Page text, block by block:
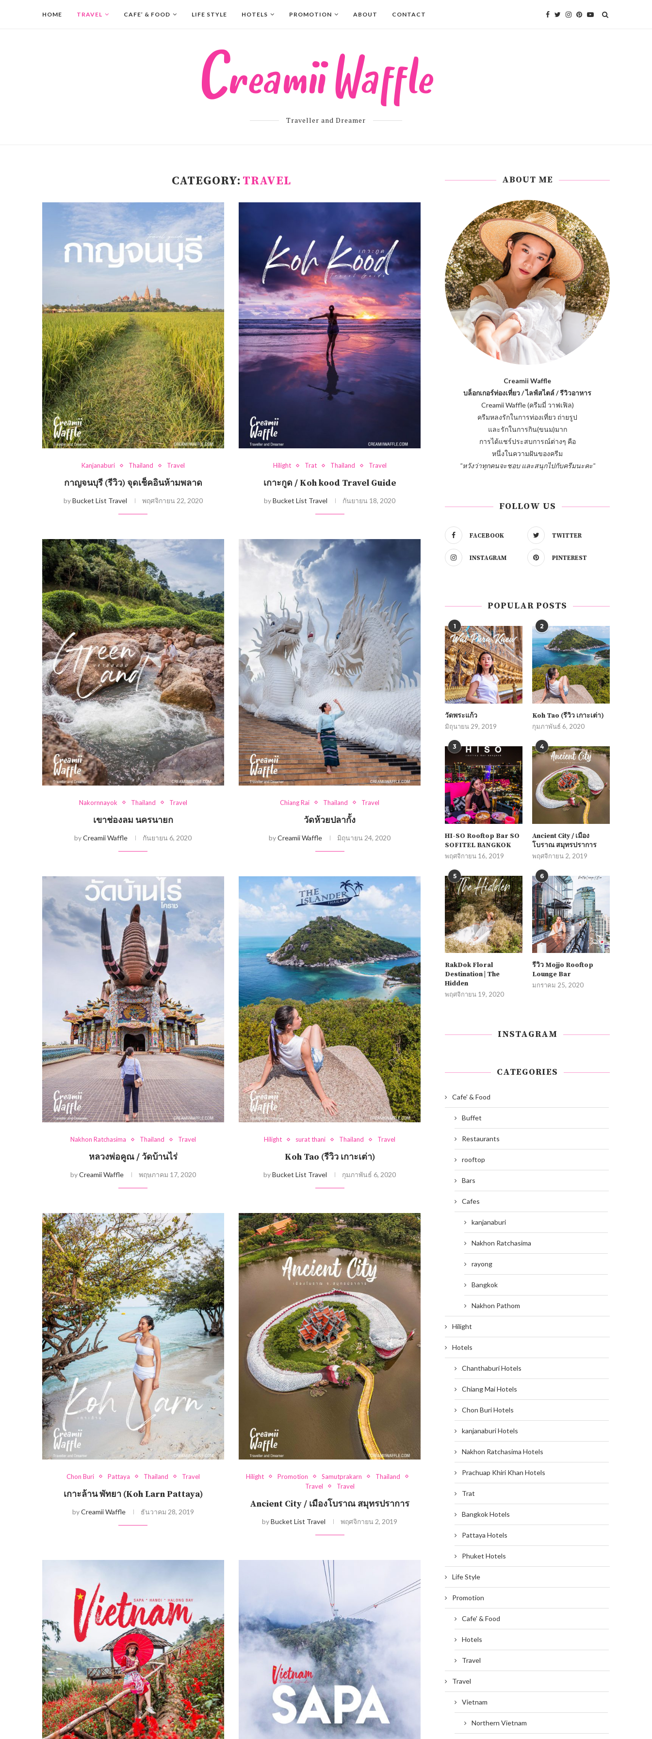
HOME TRAVEL CAFE’ & FOOD LIFE STYLE HOTELS PROMOTION ABOUT CONTACT
Traveller and Dreamer
CATEGORY: TRAVEL
Kanjanaburi Thailand Travel
กาญจนบุรี (รีวิว) จุดเช็คอินห้ามพลาด
byBucket List Travel พฤศจิกายน 22, 2020
Hilight Trat Thailand Travel
เกาะกูด / Koh kood Travel Guide
byBucket List Travel กันยายน 18, 2020
Nakornnayok Thailand Travel
เขาช่องลม นครนายก
byCreamii Waffle กันยายน 6, 2020
Chiang Rai Thailand Travel
วัดห้วยปลากั้ง
byCreamii Waffle มิถุนายน 24, 2020
Nakhon Ratchasima Thailand Travel
หลวงพ่อคูณ / วัดบ้านไร่
byCreamii Waffle พฤษภาคม 17, 2020
Hilight surat thani Thailand Travel
Koh Tao (รีวิว เกาะเต่า)
byBucket List Travel กุมภาพันธ์ 6, 2020
Chon Buri Pattaya Thailand Travel
เกาะล้าน พัทยา (Koh Larn Pattaya)
byCreamii Waffle ธันวาคม 28, 2019
Hilight Promotion Samutprakarn
Thailand
Travel
Travel
Ancient City / เมืองโบราณ สมุทรปราการ
byBucket List Travel พฤศจิกายน 2, 2019
ABOUT ME
Creamii Waffle
บล็อกเกอร์ท่องเที่ยว / ไลฟ์สไตล์ / รีวิวอาหาร
Creamii Waffle (ครีมมี่ วาฟเฟิล)
ครีมหลงรักในการท่องเที่ยว ถ่ายรูป
และรักในการกิน(ขนม)มาก
การได้แชร์ประสบการณ์ต่างๆ คือ
หนึ่งในความฝันของครีม
"หวังว่าทุกคนจะชอบ และสนุกไปกับครีมนะคะ"
FOLLOW US
FACEBOOK TWITTER
INSTAGRAM PINTEREST
POPULAR POSTS
1
วัดพระแก้ว
มิถุนายน 29, 2019
2
Koh Tao (รีวิว เกาะเต่า)
กุมภาพันธ์ 6, 2020
3
HI-SO Rooftop Bar SO
SOFITEL BANGKOK
พฤศจิกายน 16, 2019
4
Ancient City / เมือง
โบราณ สมุทรปราการ
พฤศจิกายน 2, 2019
5
RakDok Floral
Destination | The
Hidden
พฤศจิกายน 19, 2020
6
รีวิว Mojjo Rooftop
Lounge Bar
มกราคม 25, 2020
INSTAGRAM
CATEGORIES
Cafe' & Food
Buffet
Restaurants
rooftop
Bars
Cafes
kanjanaburi
Nakhon Ratchasima
rayong
Bangkok
Nakhon Pathom
Hilight
Hotels
Chanthaburi Hotels
Chiang Mai Hotels
Chon Buri Hotels
kanjanaburi Hotels
Nakhon Ratchasima Hotels
Prachuap Khiri Khan Hotels
Trat
Bangkok Hotels
Pattaya Hotels
Phuket Hotels
Life Style
Promotion
Cafe' & Food
Hotels
Travel
Travel
Vietnam
Northern Vietnam